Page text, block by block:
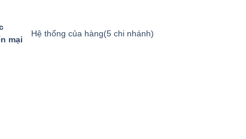
mại
Hệ thống của hàng(5 chi nhánh)